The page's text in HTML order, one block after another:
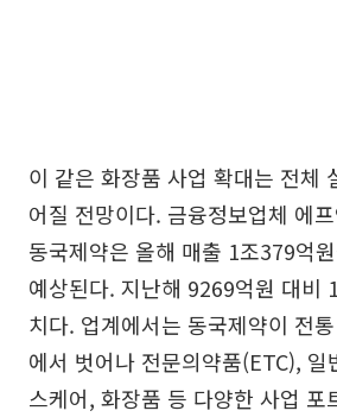
이 같은 화장품 사업 확대는 전체
어질 전망이다. 금융정보업체 에
동국제약은 올해 매출 1조379억
예상된다. 지난해 9269억원 대비
치다. 업계에서는 동국제약이 전
에서 벗어나 전문의약품(ETC), 일
스케어, 화장품 등 다양한 사업 포